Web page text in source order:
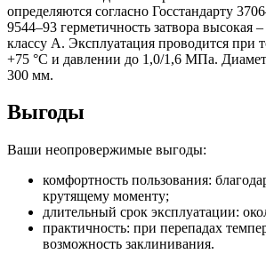
определяются согласно Госстандарту
9544–93 герметичность затвора высокая –
классу А. Эксплуатация проводится при
+75 °С и давлении до 1,0/1,6 МПа.
300 мм.
Выгоды
Ваши неопровержимые выгоды:
комфортность пользования:
крутящему моменту;
длительный срок эксплуатации:
практичность: при перепадах
возможность заклинивания.